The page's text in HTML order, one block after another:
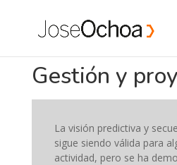
Gestión y
La visión predictiva y
sigue siendo válida para
actividad, pero se ha